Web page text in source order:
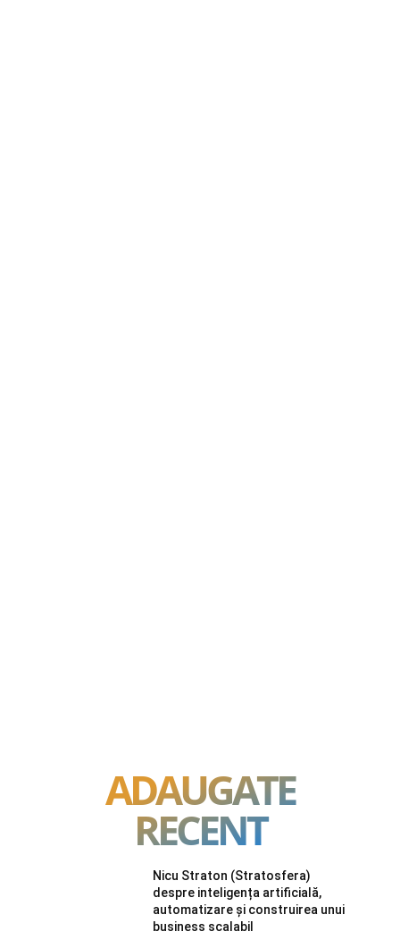
ADAUGATE
RECENT
Nicu Straton (Stratosfera)
despre inteligența artificială,
automatizare și construirea unui
business scalabil